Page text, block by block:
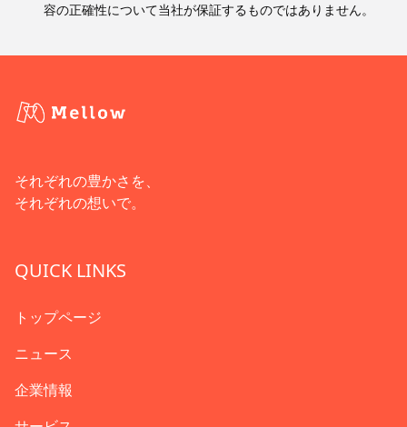
容の正確性について当社が保証するものではありません。
それぞれの豊かさを、
それぞれの想いで。
QUICK LINKS
トップページ
ニュース
企業情報